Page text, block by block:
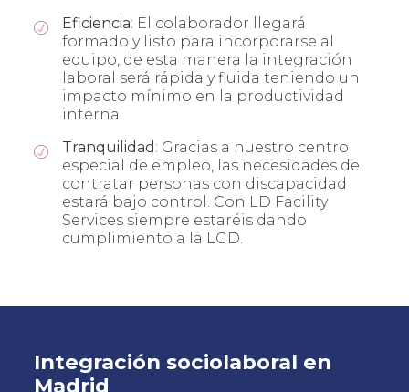
Eficiencia: El colaborador llegará
formado y listo para incorporarse al
equipo, de esta manera la integración
laboral será rápida y fluida teniendo un
impacto mínimo en la productividad
interna.
Tranquilidad : Gracias a nuestro centro
especial de empleo, las necesidades de
contratar personas con discapacidad
estará bajo control. Con LD Facility
Services siempre estaréis dando
cumplimiento a la LGD.
Integración sociolaboral en
Madrid